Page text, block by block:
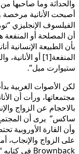
والحداثة وما صاحبها
أصبحت الأنانية مرخصة
الفيلسوف الإنجليزي
أن المصلحة أو المنفعة
بأن الطبيعة الإنسانية
المنفعة[1] أو
ستيوارت ميل”.
لكن الأصوات الغربية
مجتمعاتها، ورأت أن
بالاحجام عن الزواج
ساكس” يرى أن المجتمع
وأن القارة الأوروبية